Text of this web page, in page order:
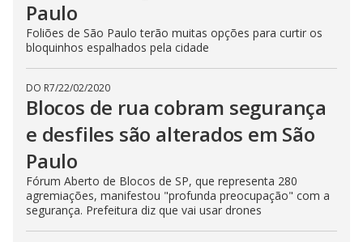
Paulo
Foliões de São Paulo terão muitas opções para curtir os
bloquinhos espalhados pela cidade
DO R7/22/02/2020
Blocos de rua cobram segurança
e desfiles são alterados em São
Paulo
Fórum Aberto de Blocos de SP, que representa 280
agremiações, manifestou "profunda preocupação" com a
segurança. Prefeitura diz que vai usar drones